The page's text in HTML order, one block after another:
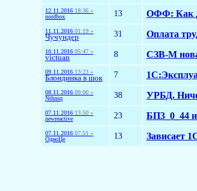
12.11.2016 18:36 »
nordbox
13 ОФФ: Как
11.11.2016 01:19 »
Чучундер 31 Оплата
10.11.2016 05:47 »
victuan 8 СЗВ-М
09.11.2016 13:23 »
Блондинка в шок 7
08.11.2016 09:00 »
Nthnsq
38 УРБД.
07.11.2016 13:50 »
newreactive
23 БП3_0_44
07.11.2016 07:51 »
ОдноЦе
13 Зависает